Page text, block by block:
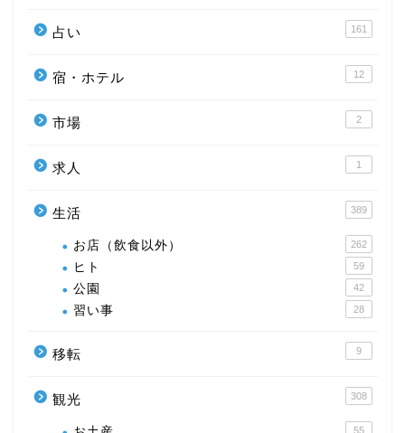
占い 161
宿・ホテル 12
市場 2
求人 1
生活 389
お店（飲食以外） 262
ヒト 59
公園 42
習い事 28
移転 9
観光 308
55